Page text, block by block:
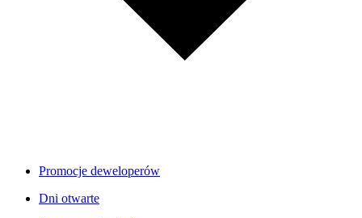
Promocje deweloperów
Dni otwarte